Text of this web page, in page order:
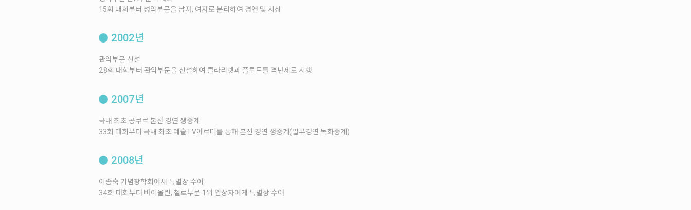
15회 대회부터 성악부문을 남자, 여자로 분리하여 경연 및 시상
2002년
관악부문 신설
28회 대회부터 관악부문을 신설하여 클라리넷과 플루트를 격년제로 시행
2007년
국내 최초 콩쿠르 본선 경연 생중계
33회 대회부터 국내 최초 예술TV아르떼를 통해 본선 경연 생중계(일부경연 녹화중계)
2008년
이종숙 기념장학회에서 특별상 수여
34회 대회부터 바이올린, 첼로부문 1위 입상자에게 특별상 수여